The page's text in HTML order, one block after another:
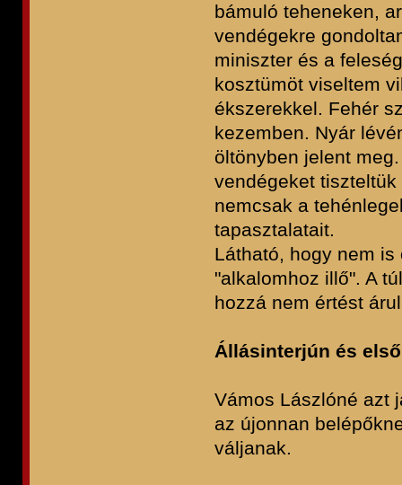
bámuló teheneken,
vendégekre
miniszter és a
kosztümöt viseltem
ékszerekkel. Fehér
kezemben. Nyár
öltönyben jelent
vendégeket
nemcsak a
tapasztalatait.
Látható, hogy nem
"alkalomhoz illő". A
hozzá nem értést
Állásinterjún és
Vámos Lászlóné azt
az újonnan
váljanak.